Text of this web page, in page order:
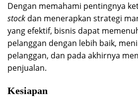
Dengan memahami pentingnya
stock dan menerapkan strategi
yang efektif, bisnis dapat
pelanggan dengan lebih baik,
pelanggan, dan pada akhirnya
penjualan.
Kesiapan